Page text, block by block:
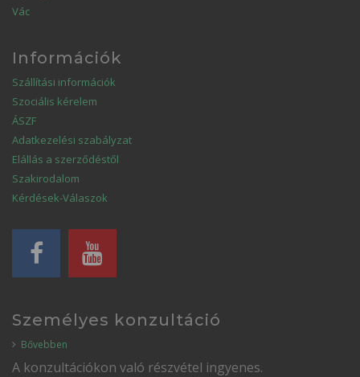
Vác
Információk
Szállítási információk
Szociális kérelem
ÁSZF
Adatkezelési szabályzat
Elállás a szerződéstől
Szakirodalom
Kérdések-Válaszok
Személyes konzultáció
Bővebben
A konzultációkon való részvétel ingyenes.